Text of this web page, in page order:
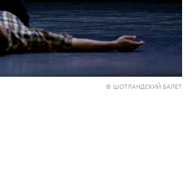
© ШОТЛАНДСКИЙ БАЛЕТ